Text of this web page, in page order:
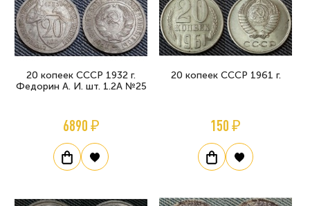
20 копеек СССР 1932 г.
Федорин А. И. шт. 1.2А №25
6890 ₽
20 копеек СССР 1961 г.
150 ₽